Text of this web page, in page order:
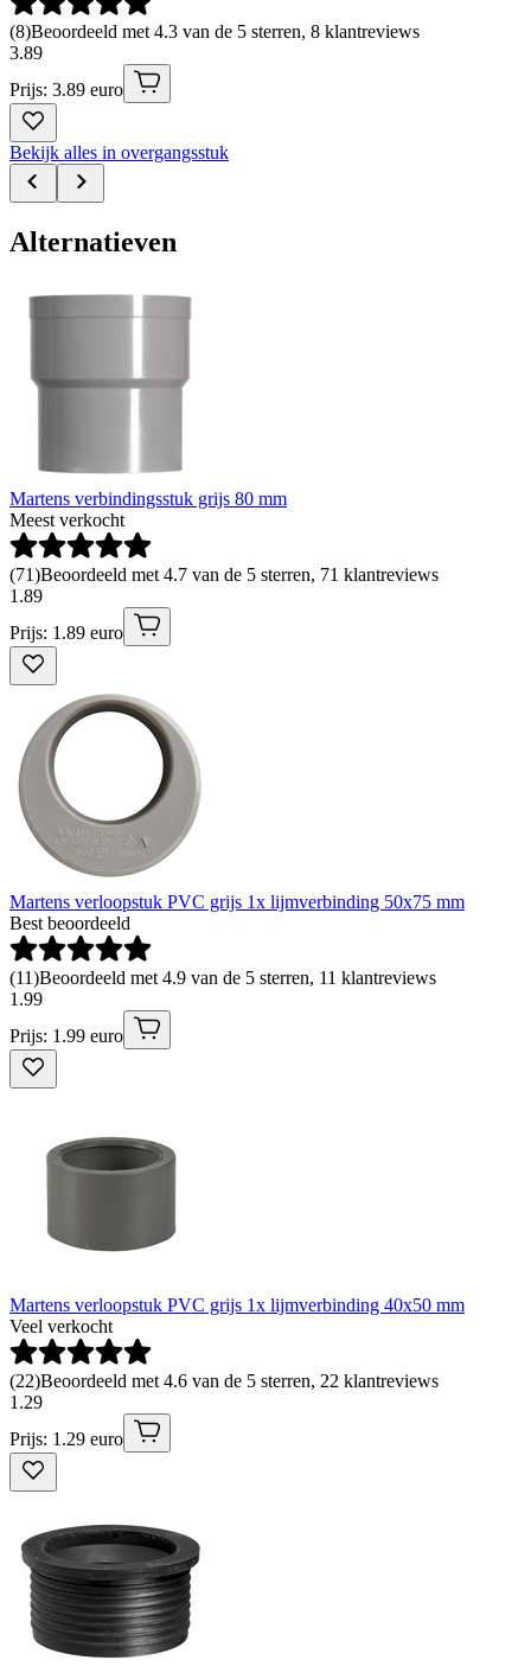
(8)Beoordeeld met 4.3 van de 5 sterren, 8 klantreviews
3.89
Prijs: 3.89 euro
Bekijk alles in overgangsstuk
Alternatieven
Martens verbindingsstuk grijs 80 mm
Meest verkocht
(71)Beoordeeld met 4.7 van de 5 sterren, 71 klantreviews
1 .89
Prijs: 1.89 euro
Martens verloopstuk PVC grijs 1x lijmverbinding 50x75 mm
Best beoordeeld
(11)Beoordeeld met 4.9 van de 5 sterren, 11 klantreviews
1 .99
Prijs: 1.99 euro
Martens verloopstuk PVC grijs 1x lijmverbinding 40x50 mm
Veel verkocht
(22)Beoordeeld met 4.6 van de 5 sterren, 22 klantreviews
1 .29
Prijs: 1.29 euro